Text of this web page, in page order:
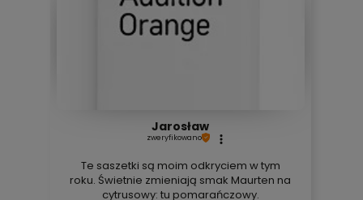
Jarosław
zweryfikowano
Te saszetki są moim odkryciem w tym
roku. Świetnie zmieniają smak Maurten na
cytrusowy: tu pomarańczowy.